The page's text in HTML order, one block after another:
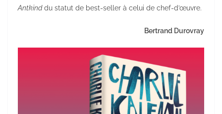
Antkinddu statut de best-seller à celui de chef-d’œuvre.
Bertrand Durovray